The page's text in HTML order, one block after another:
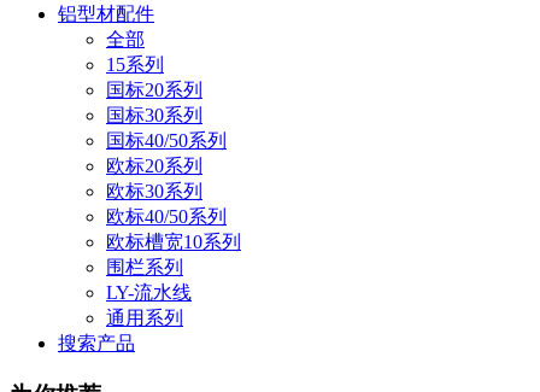
铝型材配件
全部
15系列
国标20系列
国标30系列
国标40/50系列
欧标20系列
欧标30系列
欧标40/50系列
欧标槽宽10系列
围栏系列
LY-流水线
通用系列
搜索产品